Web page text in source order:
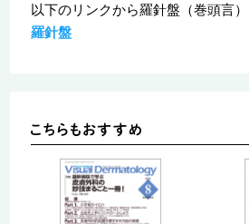
以下のリンクから羅針盤（巻頭言
羅針盤